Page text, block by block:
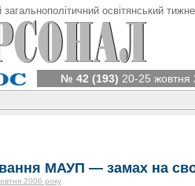
загальнополітичний освітянський
№ 42 (193) 20-25 жовтня
МАУП — замах на
2006 року